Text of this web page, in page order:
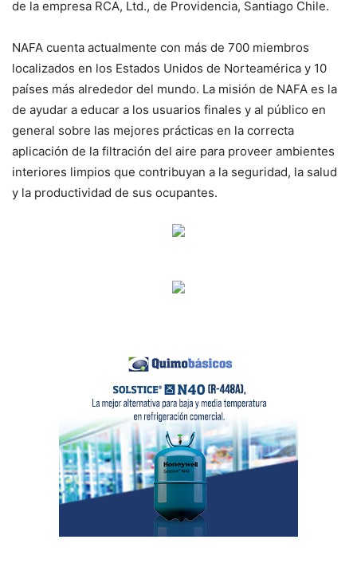
de la empresa RCA, Ltd., de Providencia, Santiago Chile.
NAFA cuenta actualmente con más de 700 miembros
localizados en los Estados Unidos de Norteamérica y 10
países más alrededor del mundo. La misión de NAFA es la
de ayudar a educar a los usuarios finales y al público en
general sobre las mejores prácticas en la correcta
aplicación de la filtración del aire para proveer ambientes
interiores limpios que contribuyan a la seguridad, la salud
y la productividad de sus ocupantes.